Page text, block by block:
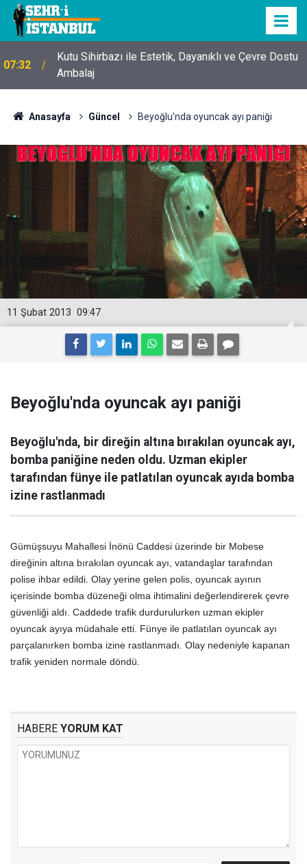
07:32
Kutu Sihirbazı ile Estetik, Dayanıklı ve Çevre Dostu
Ambalaj
Anasayfa Güncel Beyoğlu'nda oyuncak ayı paniği
09:47
11 Şubat 2013
Beyoğlu'nda oyuncak ayı paniği
Beyoğlu'nda, bir direğin altına bırakılan oyuncak ayı,
bomba paniğine neden oldu. Uzman ekipler
tarafından fünye ile patlatılan oyuncak ayıda bomba
izine rastlanmadı
Gümüşsuyu Mahallesi İnönü Caddesi üzerinde bir Mobese
direğinin altına bırakılan oyuncak ayı, vatandaşlar tarafından
polise ihbar edildi. Olay yerine gelen polis, oyuncak ayının
içerisinde bomba düzeneği olma ihtimalini değerlendirerek çevre
güvenliği aldı. Caddede trafik durdurulurken uzman ekipler
oyuncak ayıya müdahale etti. Fünye ile patlatılan oyuncak ayı
parçalanırken bomba izine rastlanmadı. Olay nedeniyle kapanan
trafik yeniden normale döndü.
HABERE YORUM KAT